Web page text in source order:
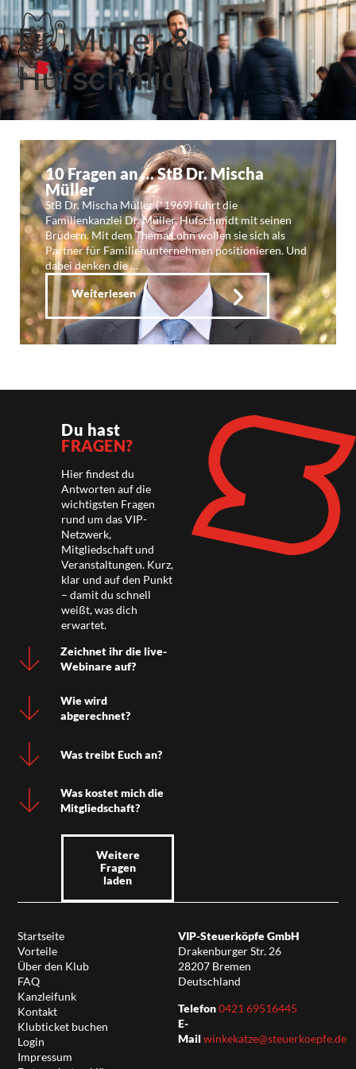
Dr. Müller &
Hufschmidt
10 Fragen an … StB Dr. Mischa
Müller
StB Dr. Mischa Müller (*1969) führt die
Familienkanzlei Dr. Müller, Hufschmidt mit seinen
Brüdern. Mit dem Thema Lohn wollen sie sich als
Partner für Familienunternehmen positionieren. Und
dabei denken die …
Weiterlesen
Du hast
FRAGEN?
Hier findest du
Antworten auf die
wichtigsten Fragen
rund um das VIP-
Netzwerk,
Mitgliedschaft und
Veranstaltungen. Kurz,
klar und auf den Punkt
– damit du schnell
weißt, was dich
erwartet.
Zeichnet ihr die live-
Webinare auf?
Wie wird
abgerechnet?
Was treibt Euch an?
Was kostet mich die
Mitgliedschaft?
Weitere
Fragen
laden
Startseite
Vorteile
Über den Klub
FAQ
Kanzleifunk
Kontakt
Klubticket buchen
Login
Impressum
VIP-Steuerköpfe GmbH
Drakenburger Str. 26
28207 Bremen
Deutschland
Telefon0421 69516445
E-
Mail winkekatze@steuerkoepfe.de